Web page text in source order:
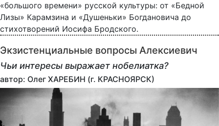
«большого времени» русской культуры: от «Бедной
Лизы» Карамзина и «Душеньки» Богдановича до
стихотворений Иосифа Бродского.
Экзистенциальные вопросы Алексиевич
Чьи интересы выражает нобелиатка?
автор: Олег ХАРЕБИН (г. КРАСНОЯРСК)